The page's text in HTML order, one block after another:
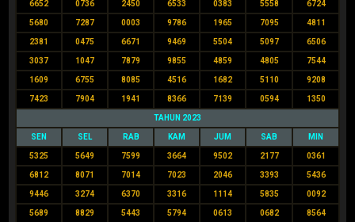
6652 0736 2450 6533 0383 5558 6724
5680 7287 0003 9786 1965 7095 4811
2381 0475 6671 9469 5504 5097 6506
3037 1047 7879 9855 4859 4805 7544
1609 6755 8085 4516 1682 5110 9208
7423 7904 1941 8366 7139 0594 1350
TAHUN 2023
SEN SEL RAB KAM JUM SAB MIN
5325 5649 7599 3664 9502 2177 0361
6812 8071 7014 7023 2046 3393 5436
9446 3274 6370 3316 1114 5835 0092
5689 8829 5443 5794 0613 0682 8564